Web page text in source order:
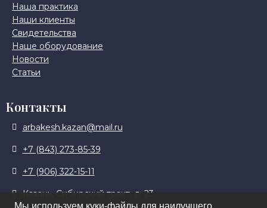
Наша практика
Наши клиенты
Свидетельства
Наше оборудование
Новости
Статьи
Контакты
arbakesh.kazan@mail.ru
+7 (843) 273-85-39
+7 (906) 322-15-11
Казань, Сибирский тракт, д. 23
Мы используем куки-файлы для наилучшего